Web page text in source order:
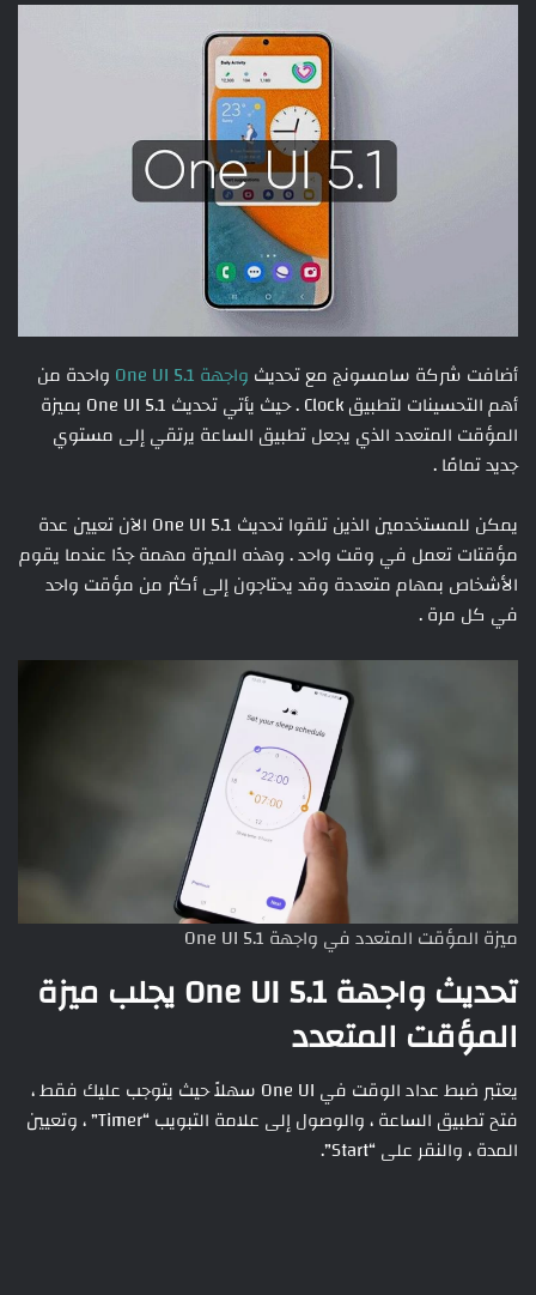
أضافت شركة سامسونج مع تحديث واجهة One UI 5.1
واحدة من
أهم التحسينات لتطبيق Clock . حيث يأتي تحديث One UI 5.1 بميزة
المؤقت المتعدد الذي يجعل تطبيق الساعة يرتقي إلى مستوي
جديد تمامًا .
يمكن للمستخدمين الذين تلقوا تحديث One UI 5.1 الآن تعيين عدة
مؤقتات تعمل في وقت واحد . وهذه الميزة مهمة جدًا عندما يقوم
الأشخاص بمهام متعددة وقد يحتاجون إلى أكثر من مؤقت واحد
في كل مرة .
ميزة المؤقت المتعدد في واجهة One UI 5.1
تحديث واجهة One UI 5.1 يجلب ميزة
المؤقت المتعدد
يعتبر ضبط عداد الوقت في One UI سهلاً حيث يتوجب عليك فقط ،
فتح تطبيق الساعة ، والوصول إلى علامة التبويب “Timer” ، وتعيين
المدة ، والنقر على “Start”.